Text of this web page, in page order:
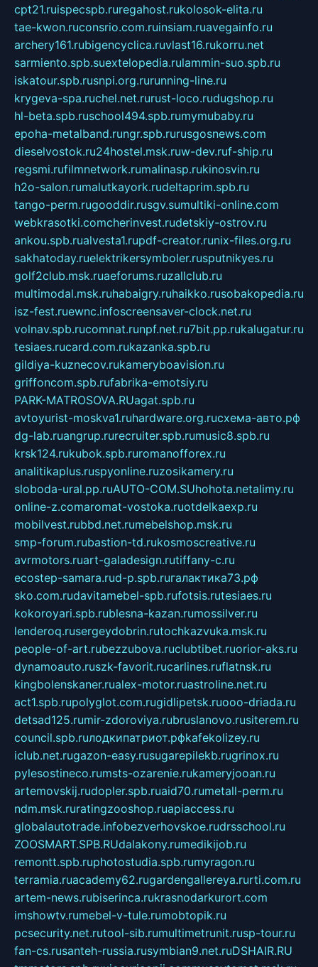
cpt21.ruispecspb.ruregahost.rukolosok-elita.ru
tae-kwon.ruconsrio.com.ruinsiam.ruavegainfo.ru
archery161.rubigencyclica.ruvlast16.rukorru.net
sarmiento.spb.suextelopedia.rulammin-suo.spb.ru
iskatour.spb.rusnpi.org.rurunning-line.ru
krygeva-spa.ruchel.net.rurust-loco.rudugshop.ru
hl-beta.spb.ruschool494.spb.rumymubaby.ru
epoha-metalband.rungr.spb.rurusgosnews.com
dieselvostok.ru24hostel.msk.ruw-dev.ruf-ship.ru
regsmi.rufilmnetwork.rumalinasp.rukinosvin.ru
h2o-salon.rumalutkayork.rudeltaprim.spb.ru
tango-perm.rugooddir.rusgv.sumultiki-online.com
webkrasotki.comcherinvest.rudetskiy-ostrov.ru
ankou.spb.rualvesta1.rupdf-creator.runix-files.org.ru
sakhatoday.ruelektrikersymboler.rusputnikyes.ru
golf2club.msk.ruaeforums.ruzallclub.ru
multimodal.msk.ruhabaigry.ruhaikko.rusobakopedia.ru
isz-fest.ruewnc.infoscreensaver-clock.net.ru
volnav.spb.rucomnat.runpf.net.ru7bit.pp.rukalugatur.ru
tesiaes.rucard.com.rukazanka.spb.ru
gildiya-kuznecov.rukameryboavision.ru
griffoncom.spb.rufabrika-emotsiy.ru
PARK-MATROSOVA.RUagat.spb.ru
avtoyurist-moskva1.ruhardware.org.ruсхема-авто.рф
dg-lab.ruangrup.rurecruiter.spb.rumusic8.spb.ru
krsk124.rukubok.spb.ruromanofforex.ru
analitikaplus.ruspyonline.ruzosikamery.ru
sloboda-ural.pp.ruAUTO-COM.SUhohota.netalimy.ru
online-z.comaromat-vostoka.ruotdelkaexp.ru
mobilvest.rubbd.net.rumebelshop.msk.ru
smp-forum.rubastion-td.rukosmoscreative.ru
avrmotors.ruart-galadesign.rutiffany-c.ru
ecostep-samara.rud-p.spb.ruгалактика73.рф
sko.com.rudavitamebel-spb.rufotsis.rutesiaes.ru
kokoroyari.spb.rublesna-kazan.rumossilver.ru
lenderoq.rusergeydobrin.rutochkazvuka.msk.ru
people-of-art.rubezzubova.ruclubtibet.ruorior-aks.ru
dynamoauto.ruszk-favorit.rucarlines.ruflatnsk.ru
kingbolenskaner.rualex-motor.ruastroline.net.ru
act1.spb.rupolyglot.com.rugidlipetsk.ruooo-driada.ru
detsad125.rumir-zdoroviya.rubruslanovo.rusiterem.ru
council.spb.ruлодкипатриот.рфkafekolizey.ru
iclub.net.rugazon-easy.rusugarepilekb.rugrinox.ru
pylesostineco.rumsts-ozarenie.rukameryjooan.ru
artemovskij.rudopler.spb.ruaid70.rumetall-perm.ru
ndm.msk.ruratingzooshop.ruapiaccess.ru
globalautotrade.infobezverhovskoe.rudrsschool.ru
ZOOSMART.SPB.RUdalakony.rumedikijob.ru
remontt.spb.ruphotostudia.spb.rumyragon.ru
terramia.ruacademy62.rugardengallereya.rurti.com.ru
artem-news.rubiserinca.rukrasnodarkurort.com
imshowtv.rumebel-v-tule.rumobtopik.ru
pcsecurity.net.rutool-sib.rumultimetrunit.rusp-tour.ru
fan-cs.rusanteh-russia.rusymbian9.net.ruDSHAIR.RU